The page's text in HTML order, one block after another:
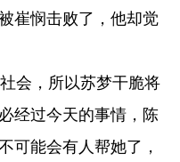
崔悯击败了，他却觉
会，所以苏梦干脆将
经过今天的事情，陈
可能会有人帮她了，